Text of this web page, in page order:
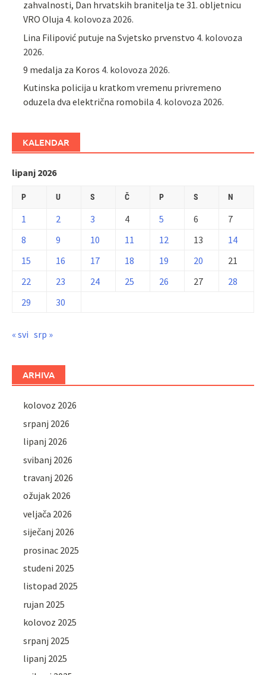
zahvalnosti, Dan hrvatskih branitelja te 31. obljetnicu
VRO Oluja 4. kolovoza 2026.
Lina Filipović putuje na Svjetsko prvenstvo 4. kolovoza
2026.
9 medalja za Koros 4. kolovoza 2026.
Kutinska policija u kratkom vremenu privremeno
oduzela dva električna romobila 4. kolovoza 2026.
KALENDAR
lipanj 2026
P U S Č P S N
1 2 3 4 5 6
7
8
9 10 11 12 13
14
15
16 17 18 19 20
21
22
23 24 25 26 27
28
29
30
« svi srp »
ARHIVA
kolovoz 2026
srpanj 2026
lipanj 2026
svibanj 2026
travanj 2026
ožujak 2026
veljača 2026
siječanj 2026
prosinac 2025
studeni 2025
listopad 2025
rujan 2025
kolovoz 2025
srpanj 2025
lipanj 2025